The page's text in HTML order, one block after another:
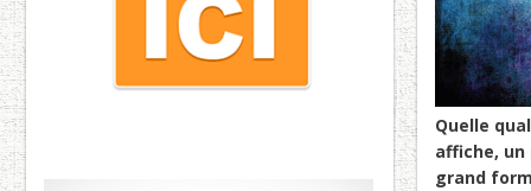
Quelle
affiche, un
grand